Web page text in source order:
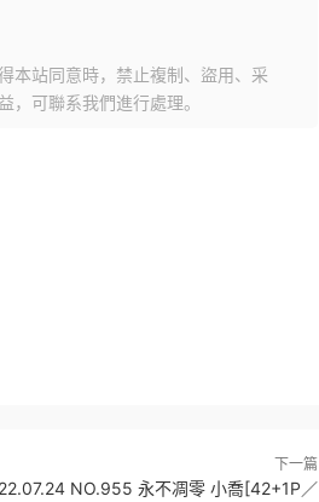
本站同意時，禁止複制、盜用、采
可聯系我們進行處理。
下一篇
NO.955 永不凋零 小喬[42+1P／